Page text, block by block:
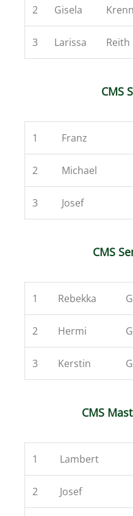
2 Gisela Krenn
3 Larissa Reith
CMS
1 Franz
2 Michael
3 Josef
CMS
1 Rebekka
2 Hermi
3 Kerstin
CMS
1 Lambert
2 Josef